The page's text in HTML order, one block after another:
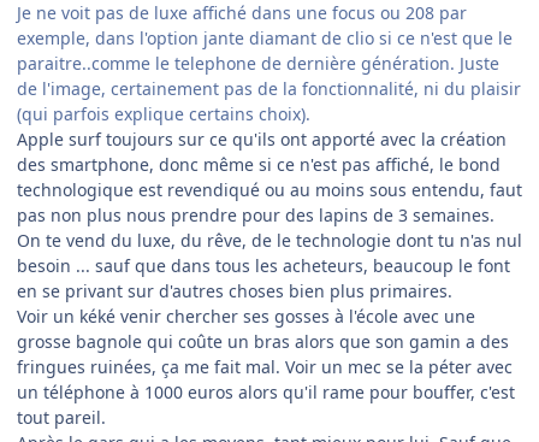
Je ne voit pas de luxe affiché dans une focus ou 208 par
exemple, dans l'option jante diamant de clio si ce n'est que le
paraitre..comme le telephone de dernière génération. Juste
de l'image, certainement pas de la fonctionnalité, ni du plaisir
(qui parfois explique certains choix).
Apple surf toujours sur ce qu'ils ont apporté avec la création
des smartphone, donc même si ce n'est pas affiché, le bond
technologique est revendiqué ou au moins sous entendu, faut
pas non plus nous prendre pour des lapins de 3 semaines.
On te vend du luxe, du rêve, de le technologie dont tu n'as nul
besoin ... sauf que dans tous les acheteurs, beaucoup le font
en se privant sur d'autres choses bien plus primaires.
Voir un kéké venir chercher ses gosses à l'école avec une
grosse bagnole qui coûte un bras alors que son gamin a des
fringues ruinées, ça me fait mal. Voir un mec se la péter avec
un téléphone à 1000 euros alors qu'il rame pour bouffer, c'est
tout pareil.